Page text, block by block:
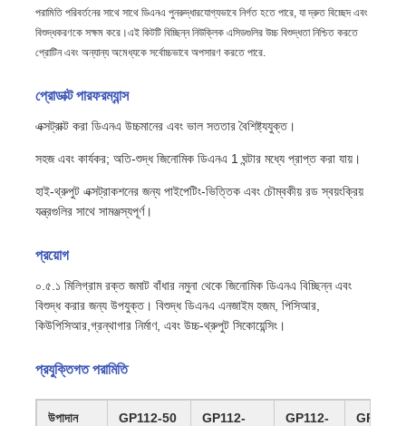
পরামিতি পরিবর্তনের সাথে সাথে ডিএনএ পুনরুদ্ধারযোগ্যভাবে নির্গত হতে পারে, যা দ্রুত বিচ্ছেদ এবং
বিশুদ্ধকরণকে সক্ষম করে।এই কিটটি বিচ্ছিন্ন নিউক্লিক এসিডগুলির উচ্চ বিশুদ্ধতা নিশ্চিত করতে
প্রোটিন এবং অন্যান্য অমেধ্যকে সর্বোচ্চভাবে অপসারণ করতে পারে.
প্রোডাক্ট পারফরম্যান্স
এক্সট্রাক্ট করা ডিএনএ উচ্চমানের এবং ভাল সততার বৈশিষ্ট্যযুক্ত।
সহজ এবং কার্যকর; অতি-শুদ্ধ জিনোমিক ডিএনএ 1 ঘন্টার মধ্যে প্রাপ্ত করা যায়।
হাই-থ্রুপুট এক্সট্রাকশনের জন্য পাইপেটিং-ভিত্তিক এবং চৌম্বকীয় রড স্বয়ংক্রিয়
যন্ত্রগুলির সাথে সামঞ্জস্যপূর্ণ।
প্রয়োগ
০.৫.১ মিলিগ্রাম রক্ত জমাট বাঁধার নমুনা থেকে জিনোমিক ডিএনএ বিচ্ছিন্ন এবং
বিশুদ্ধ করার জন্য উপযুক্ত। বিশুদ্ধ ডিএনএ এনজাইম হজম, পিসিআর,
কিউপিসিআর,গ্রন্থাগার নির্মাণ, এবং উচ্চ-থ্রুপুট সিকোয়েন্সিং।
প্রযুক্তিগত পরামিতি
উপাদান GP112-50
GP112-
GP112-
GP112-